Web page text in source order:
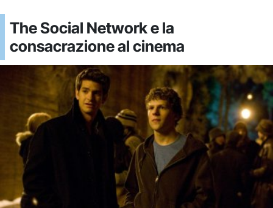
The Social Network e la
consacrazione al cinema